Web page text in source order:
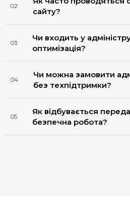
02
сайту?
03
Чи входить у
оптимізація?
04
Чи можна замовити
без техпідтримки?
05
Як відбувається
безпечна робота?